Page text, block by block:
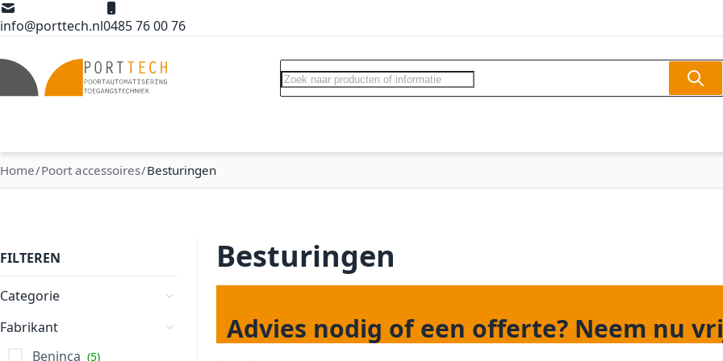
Ga naar de inhoud
info@porttech.nl0485 76 00 76
Search Search
Home Poort accessoires Besturingen
FILTEREN
Categorie
Fabrikant
Beninca
5
Besturingen
Advies nodig of een offerte? Neem nu